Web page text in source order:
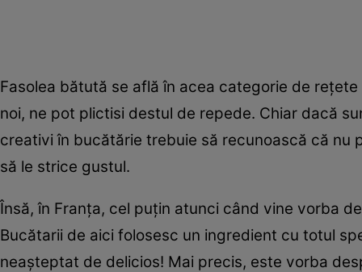
Fasolea bătută se află în acea categorie de
noi, ne pot plictisi destul de repede. Chiar dacă
creativi în bucătărie trebuie să recunoască că nu
să le strice gustul.
Însă, în Franța, cel puțin atunci când vine vorba
Bucătarii de aici folosesc un ingredient cu totul
neașteptat de delicios! Mai precis, este vorba